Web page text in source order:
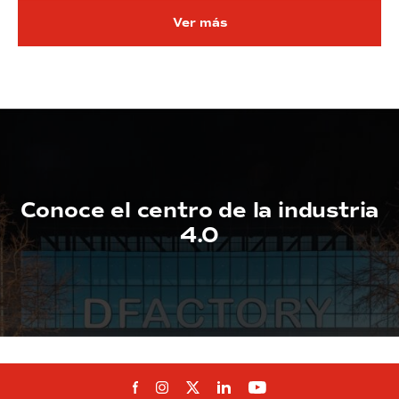
Ver más
Conoce el centro de la industria
4.0
Síguenos en Facebook
Síguenos en Instagram
Síguenos en Twitter
Síguenos en Linkedin
Síguenos en